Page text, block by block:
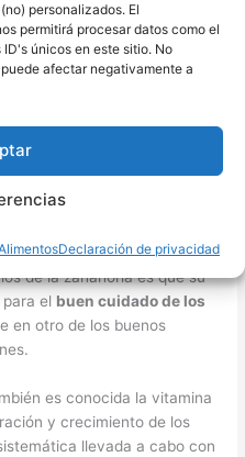
personalizados. El
permitirá procesar datos como el
únicos en este sitio. No
afectar negativamente a
Declaración de privacidad
su estructura.
además de cuidar
previene el desgaste óseo
han demostrado que
en el cerebro, mejorando el
A, además de proporcionar
de la zanahoria es que su
el buen cuidado de los
en otro de los buenos
es conocida la vitamina
y crecimiento de los
llevada a cabo con